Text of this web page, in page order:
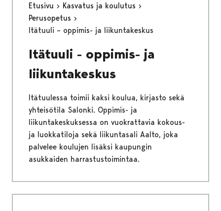
Etusivu
Kasvatus ja koulutus
Perusopetus
Itätuuli – oppimis- ja liikuntakeskus
Itätuuli - oppimis- ja
liikuntakeskus
Itätuulessa toimii kaksi koulua, kirjasto sekä
yhteisötila Salonki. Oppimis- ja
liikuntakeskuksessa on vuokrattavia kokous-
ja luokkatiloja sekä liikuntasali Aalto, joka
palvelee koulujen lisäksi kaupungin
asukkaiden harrastustoimintaa.